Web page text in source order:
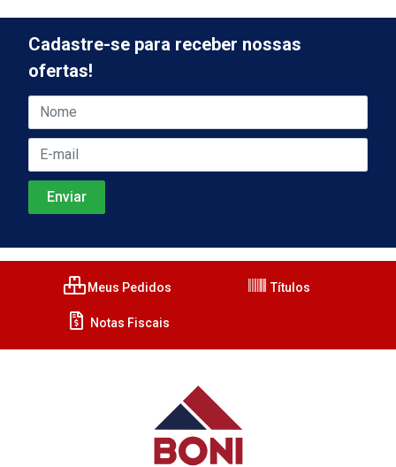
Cadastre-se para receber nossas
ofertas!
Meus Pedidos Títulos
Notas Fiscais